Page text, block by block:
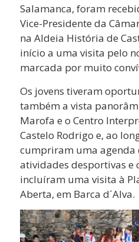
Salamanca, foram
Vice-Presidente da
na Aldeia História de
início a uma visita pelo
marcada por muito
Os jovens tiveram
também a vista
Marofa e o Centro
Castelo Rodrigo e, ao
cumpriram uma agenda
atividades desportivas e
incluíram uma visita à
Aberta, em Barca d´Alva.